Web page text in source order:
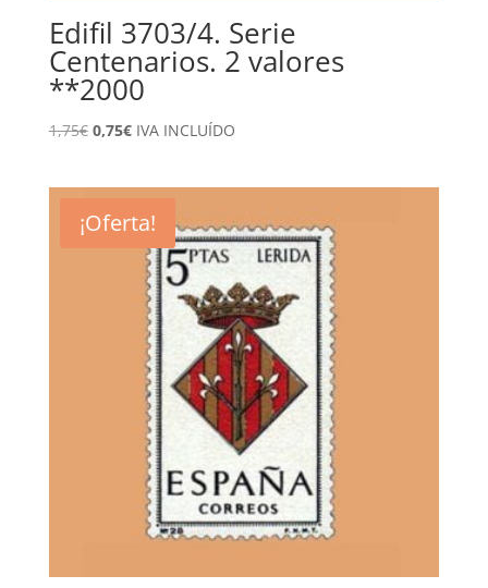
Edifil 3703/4. Serie
Centenarios. 2 valores
**2000
1,75€ El
1,75€.
0,75€El
0,75€.
IVA INCLUÍDO
¡Oferta!